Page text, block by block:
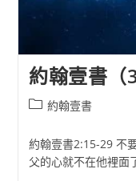
約翰壹書
Post約翰壹書
約翰壹書2:15-29 不
父的心就不在他裡面